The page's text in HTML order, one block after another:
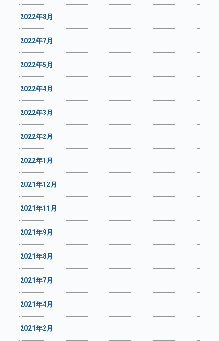
2022年8月
2022年7月
2022年5月
2022年4月
2022年3月
2022年2月
2022年1月
2021年12月
2021年11月
2021年9月
2021年8月
2021年7月
2021年4月
2021年2月